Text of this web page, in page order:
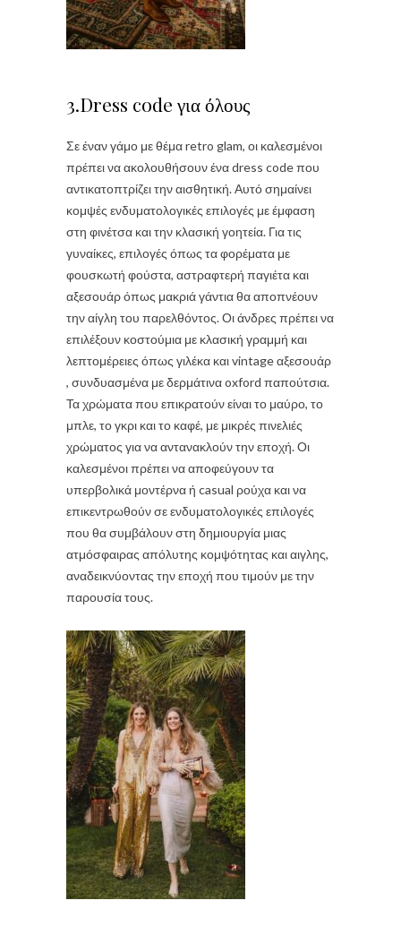
3.Dress code για όλους
Σε έναν γάμο με θέμα retro glam, οι καλεσμένοι
πρέπει να ακολουθήσουν ένα dress code που
αντικατοπτρίζει την αισθητική. Αυτό σημαίνει
κομψές ενδυματολογικές επιλογές με έμφαση
στη φινέτσα και την κλασική γοητεία. Για τις
γυναίκες, επιλογές όπως τα φορέματα με
φουσκωτή φούστα, αστραφτερή παγιέτα και
αξεσουάρ όπως μακριά γάντια θα αποπνέουν
την αίγλη του παρελθόντος. Οι άνδρες πρέπει να
επιλέξουν κοστούμια με κλασική γραμμή και
λεπτομέρειες όπως γιλέκα και vintage αξεσουάρ
, συνδυασμένα με δερμάτινα oxford παπούτσια.
Τα χρώματα που επικρατούν είναι το μαύρο, το
μπλε, το γκρι και το καφέ, με μικρές πινελιές
χρώματος για να αντανακλούν την εποχή. Οι
καλεσμένοι πρέπει να αποφεύγουν τα
υπερβολικά μοντέρνα ή casual ρούχα και να
επικεντρωθούν σε ενδυματολογικές επιλογές
που θα συμβάλουν στη δημιουργία μιας
ατμόσφαιρας απόλυτης κομψότητας και αιγλης,
αναδεικνύοντας την εποχή που τιμούν με την
παρουσία τους.